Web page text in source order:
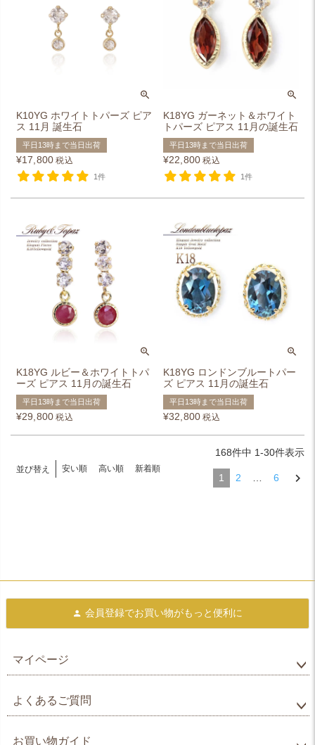
K10YG ホワイトトパーズ ピア
ス 11月 誕生石
平日13時まで当日出荷
¥17,800 税込
1件
K18YG ガーネット＆ホワイト
トパーズ ピアス 11月の誕生石
平日13時まで当日出荷
¥22,800 税込
1件
K18YG ルビー＆ホワイトトパ
ーズ ピアス 11月の誕生石
平日13時まで当日出荷
¥29,800 税込
K18YG ロンドンブルートパー
ズ ピアス 11月の誕生石
平日13時まで当日出荷
¥32,800 税込
並び替え 安い順 高い順 新着順
168件中 1-30件表示
1 2 6
会員登録でお買い物がもっと便利に
マイページ
よくあるご質問
お買い物ガイド